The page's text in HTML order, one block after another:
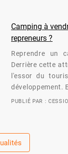
Camping à
repreneurs ?
Reprendre un
Derrière cette
l'essor du
développement.
PUBLIÉ PAR :